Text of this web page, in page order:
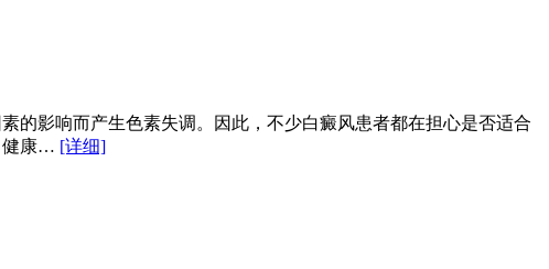
的影响而产生色素失调。因此，不少白癜风患者都在担心是否适合
健康… [详细]